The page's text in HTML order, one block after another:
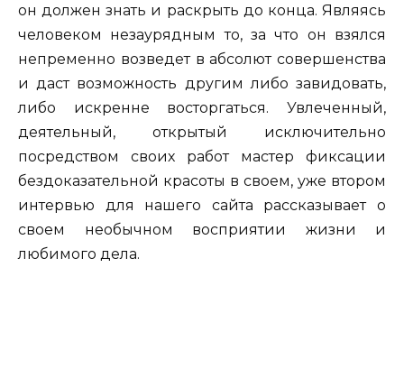
он должен знать и раскрыть до конца. Являясь
человеком незаурядным то, за что он взялся
непременно возведет в абсолют совершенства
и даст возможность другим либо завидовать,
либо искренне восторгаться. Увлеченный,
деятельный, открытый исключительно
посредством своих работ мастер фиксации
бездоказательной красоты в своем, уже втором
интервью для нашего сайта рассказывает о
своем необычном восприятии жизни и
любимого дела.